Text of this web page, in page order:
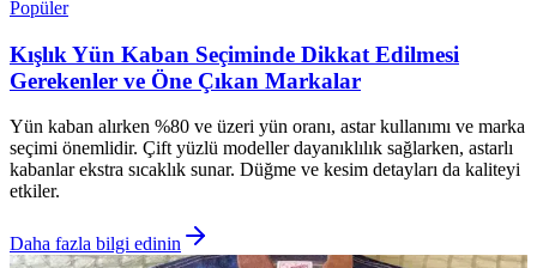
Popüler
Kışlık Yün Kaban Seçiminde Dikkat Edilmesi
Gerekenler ve Öne Çıkan Markalar
Yün kaban alırken %80 ve üzeri yün oranı, astar kullanımı ve marka
seçimi önemlidir. Çift yüzlü modeller dayanıklılık sağlarken, astarlı
kabanlar ekstra sıcaklık sunar. Düğme ve kesim detayları da kaliteyi
etkiler.
Daha fazla bilgi edinin